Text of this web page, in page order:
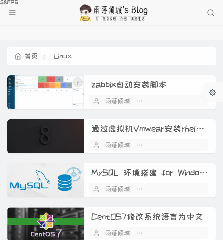
首页 Linux
zabbix自动安装脚本
雨落倾城
通过虚拟机Vmwear安装rhel-8.0
雨落倾城
MySQL 环境搭建 for Windows10
雨落倾城
CentOS7修改系统语言为中文
雨落倾城